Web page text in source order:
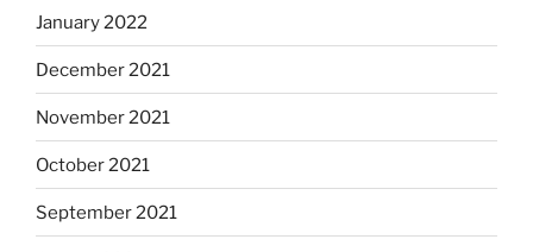
January 2022
December 2021
November 2021
October 2021
September 2021